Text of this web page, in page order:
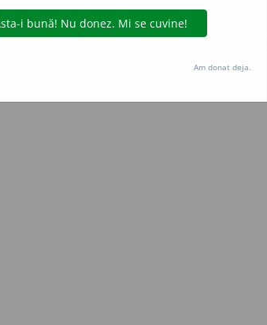
© 2004-2026 dexonline (https://dexonline.ro)
site, inclusiv prin orice metode de extragere automată
cu excepția seturilor de date oferite oficial spre utilizare
Hosterion
Am donat deja.